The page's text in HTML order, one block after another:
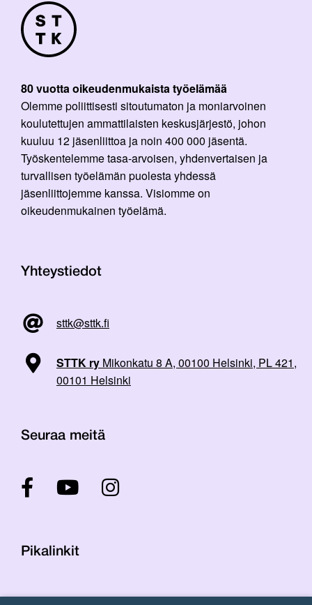
80 vuotta oikeudenmukaista työelämää
Olemme poliittisesti sitoutumaton ja moniarvoinen
koulutettujen ammattilaisten keskusjärjestö, johon
kuuluu 12 jäsenliittoa ja noin 400 000 jäsentä.
Työskentelemme tasa-arvoisen, yhdenvertaisen ja
turvallisen työelämän puolesta yhdessä
jäsenliittojemme kanssa. Visiomme on
oikeudenmukainen työelämä.
Yhteystiedot
sttk@sttk.fi
STTK ry Mikonkatu 8 A, 00100 Helsinki, PL 421,
00101 Helsinki
Seuraa meitä
Pikalinkit